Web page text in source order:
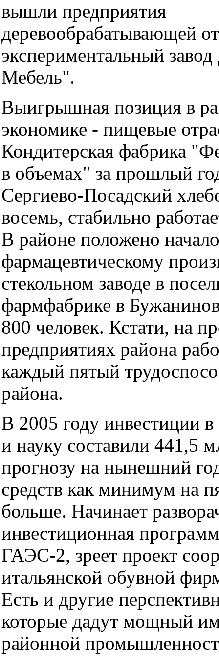
вышли предприятия
деревообрабатывающей
экспериментальный
Мебель".
Выигрышная позиция в
экономике - пищевые
Кондитерская фабрика
в объемах" за прошлый
Сергиево-Посадский
восемь, стабильно
В районе положено
фармацевтическому
стекольном заводе в
фармфабрике в
800 человек. Кстати, на
предприятиях района
каждый пятый
района.
В 2005 году инвестиции
и науку составили 441,5
прогнозу на нынешний
средств как минимум на
больше. Начинает
инвестиционная
ГАЭС-2, зреет проект
итальянской обувной
Есть и другие
которые дадут мощный
районной